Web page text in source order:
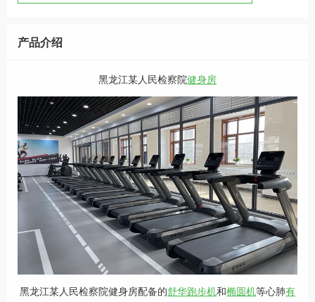
产品介绍
黑龙江某人民检察院健身房
黑龙江某人民检察院健身房配备的舒华跑步机和椭圆机等心肺有